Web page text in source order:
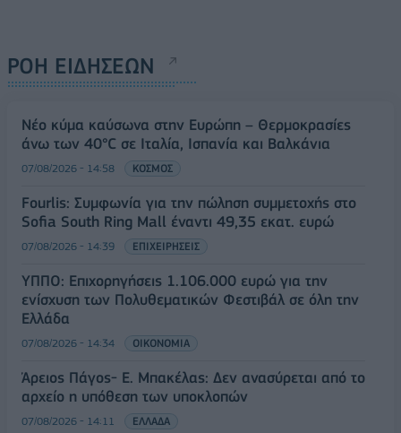
ΡΟΗ ΕΙΔΗΣΕΩΝ
Νέο κύμα καύσωνα στην Ευρώπη – Θερμοκρασίες
άνω των 40°C σε Ιταλία, Ισπανία και Βαλκάνια
07/08/2026 - 14:58 ΚΟΣΜΟΣ
Fourlis: Συμφωνία για την πώληση συμμετοχής στο
Sofia South Ring Mall έναντι 49,35 εκατ. ευρώ
07/08/2026 - 14:39 ΕΠΙΧΕΙΡΗΣΕΙΣ
ΥΠΠΟ: Επιχορηγήσεις 1.106.000 ευρώ για την
ενίσχυση των Πολυθεματικών Φεστιβάλ σε όλη την
Ελλάδα
07/08/2026 - 14:34 ΟΙΚΟΝΟΜΙΑ
Άρειος Πάγος- Ε. Μπακέλας: Δεν ανασύρεται από το
αρχείο η υπόθεση των υποκλοπών
07/08/2026 - 14:11 ΕΛΛΑΔΑ